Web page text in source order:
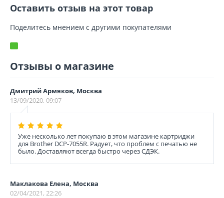
Оставить отзыв на этот товар
Поделитесь мнением с другими покупателями
Отзывы о магазине
Дмитрий Армяков, Москва
13/09/2020, 09:07
Уже несколько лет покупаю в этом магазине картриджи
для Brother DCP-7055R. Радует, что проблем с печатью не
было. Доставляют всегда быстро через СДЭК.
Маклакова Елена, Москва
02/04/2021, 22:26